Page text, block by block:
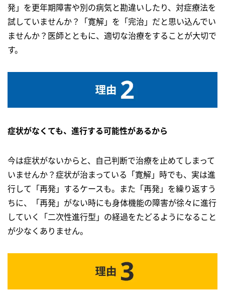
発」を更年期障害や別の病気と勘違いしたり、対症療法を
試していませんか？「寛解」を「完治」だと思い込んでい
ませんか？医師とともに、適切な治療をすることが大切で
す。
症状がなくても、進行する可能性があるから
今は症状がないからと、自己判断で治療を止めてしまって
いませんか？症状が治まっている「寛解」時でも、実は進
行して「再発」するケースも。また「再発」を繰り返すう
ちに、「再発」がない時にも身体機能の障害が徐々に進行
していく「二次性進行型」の経過をたどるようになること
が少なくありません。